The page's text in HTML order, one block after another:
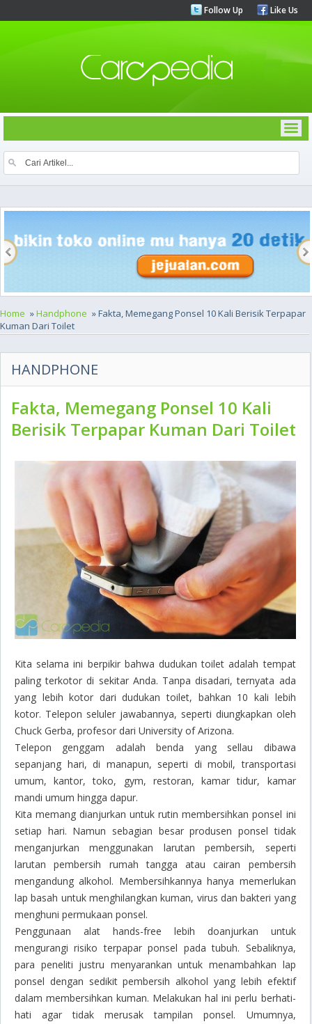
Follow Up Like Us
Home »Handphone » Fakta, Memegang Ponsel 10 Kali Berisik Terpapar
Kuman Dari Toilet
HANDPHONE
Fakta, Memegang Ponsel 10 Kali
Berisik Terpapar Kuman Dari Toilet
Kita selama ini berpikir bahwa dudukan toilet adalah tempat
paling terkotor di sekitar Anda. Tanpa disadari, ternyata ada
yang lebih kotor dari dudukan toilet, bahkan 10 kali lebih
kotor. Telepon seluler jawabannya, seperti diungkapkan oleh
Chuck Gerba, profesor dari University of Arizona.
Telepon genggam adalah benda yang sellau dibawa
sepanjang hari, di manapun, seperti di mobil, transportasi
umum, kantor, toko, gym, restoran, kamar tidur, kamar
mandi umum hingga dapur.
Kita memang dianjurkan untuk rutin membersihkan ponsel ini
setiap hari. Namun sebagian besar produsen ponsel tidak
menganjurkan menggunakan larutan pembersih, seperti
larutan pembersih rumah tangga atau cairan pembersih
mengandung alkohol. Membersihkannya hanya memerlukan
lap basah untuk menghilangkan kuman, virus dan bakteri yang
menghuni permukaan ponsel.
Penggunaan alat hands-free lebih doanjurkan untuk
mengurangi risiko terpapar ponsel pada tubuh. Sebaliknya,
para peneliti justru menyarankan untuk menambahkan lap
ponsel dengan sedikit pembersih alkohol yang lebih efektif
dalam membersihkan kuman. Melakukan hal ini perlu berhati-
hati agar tidak merusak tampilan ponsel. Umumnya,